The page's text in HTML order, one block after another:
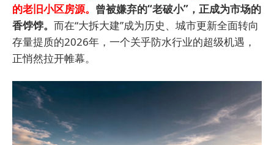
的老旧小区房源。 曾被嫌弃的“老破小”，正成为市场的
香饽饽。 而在“大拆大建”成为历史、城市更新全面转向
存量提质的2026年，一个关乎防水行业的超级机遇，
正悄然拉开帷幕。